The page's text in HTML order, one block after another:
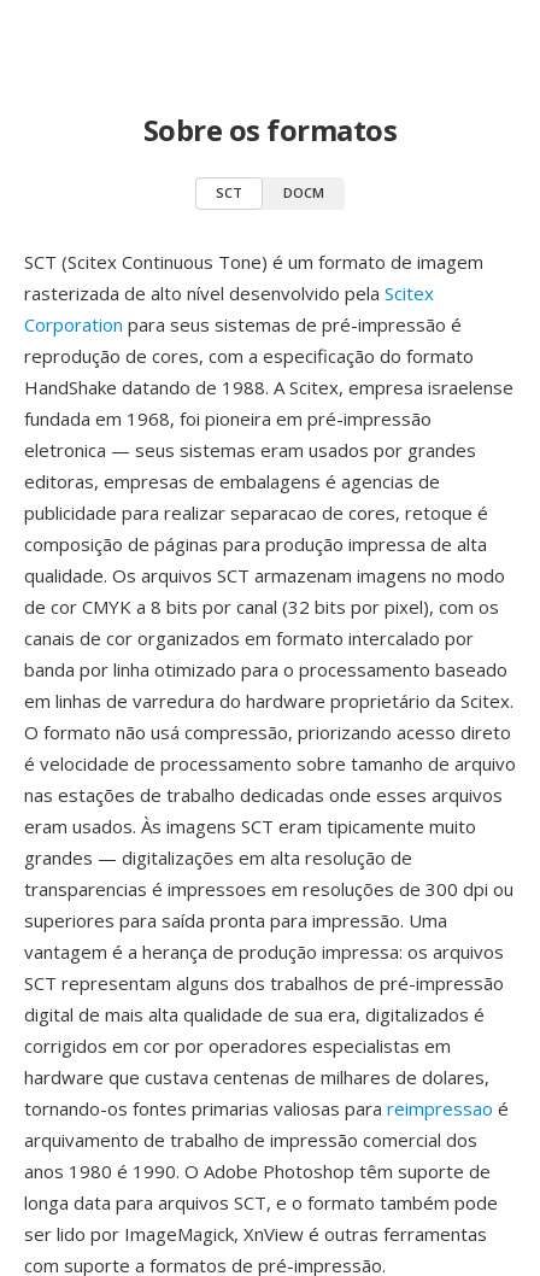
Sobre os formatos
SCT DOCM
SCT (Scitex Continuous Tone) é um formato de imagem
rasterizada de alto nível desenvolvido pela Scitex
Corporation para seus sistemas de pré-impressão é
reprodução de cores, com a especificação do formato
HandShake datando de 1988. A Scitex, empresa israelense
fundada em 1968, foi pioneira em pré-impressão
eletronica — seus sistemas eram usados por grandes
editoras, empresas de embalagens é agencias de
publicidade para realizar separacao de cores, retoque é
composição de páginas para produção impressa de alta
qualidade. Os arquivos SCT armazenam imagens no modo
de cor CMYK a 8 bits por canal (32 bits por pixel), com os
canais de cor organizados em formato intercalado por
banda por linha otimizado para o processamento baseado
em linhas de varredura do hardware proprietário da Scitex.
O formato não usá compressão, priorizando acesso direto
é velocidade de processamento sobre tamanho de arquivo
nas estações de trabalho dedicadas onde esses arquivos
eram usados. Às imagens SCT eram tipicamente muito
grandes — digitalizações em alta resolução de
transparencias é impressoes em resoluções de 300 dpi ou
superiores para saída pronta para impressão. Uma
vantagem é a herança de produção impressa: os arquivos
SCT representam alguns dos trabalhos de pré-impressão
digital de mais alta qualidade de sua era, digitalizados é
corrigidos em cor por operadores especialistas em
hardware que custava centenas de milhares de dolares,
tornando-os fontes primarias valiosas para reimpressao é
arquivamento de trabalho de impressão comercial dos
anos 1980 é 1990. O Adobe Photoshop têm suporte de
longa data para arquivos SCT, e o formato também pode
ser lido por ImageMagick, XnView é outras ferramentas
com suporte a formatos de pré-impressão.